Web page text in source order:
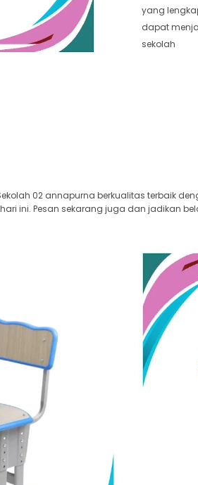
yang
dapat
sekolah
02 annapurna berkualitas terbaik
ini. Pesan sekarang juga dan jadikan